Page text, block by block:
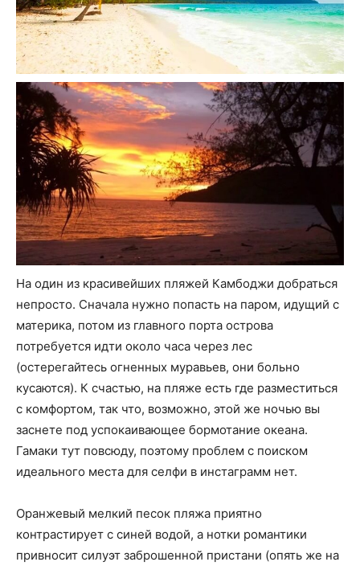
На один из красивейших пляжей Камбоджи добраться
непросто. Сначала нужно попасть на паром, идущий с
материка, потом из главного порта острова
потребуется идти около часа через лес
(остерегайтесь огненных муравьев, они больно
кусаются). К счастью, на пляже есть где разместиться
с комфортом, так что, возможно, этой же ночью вы
заснете под успокаивающее бормотание океана.
Гамаки тут повсюду, поэтому проблем с поиском
идеального места для селфи в инстаграмм нет.
Оранжевый мелкий песок пляжа приятно
контрастирует с синей водой, а нотки романтики
привносит силуэт заброшенной пристани (опять же на